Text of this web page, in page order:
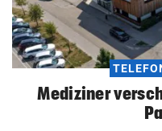
Mediziner